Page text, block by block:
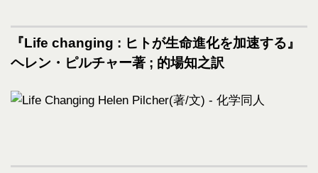
『Life changing : ヒトが生命進化を加速する』
ヘレン・ピルチャー著 ; 的場知之訳